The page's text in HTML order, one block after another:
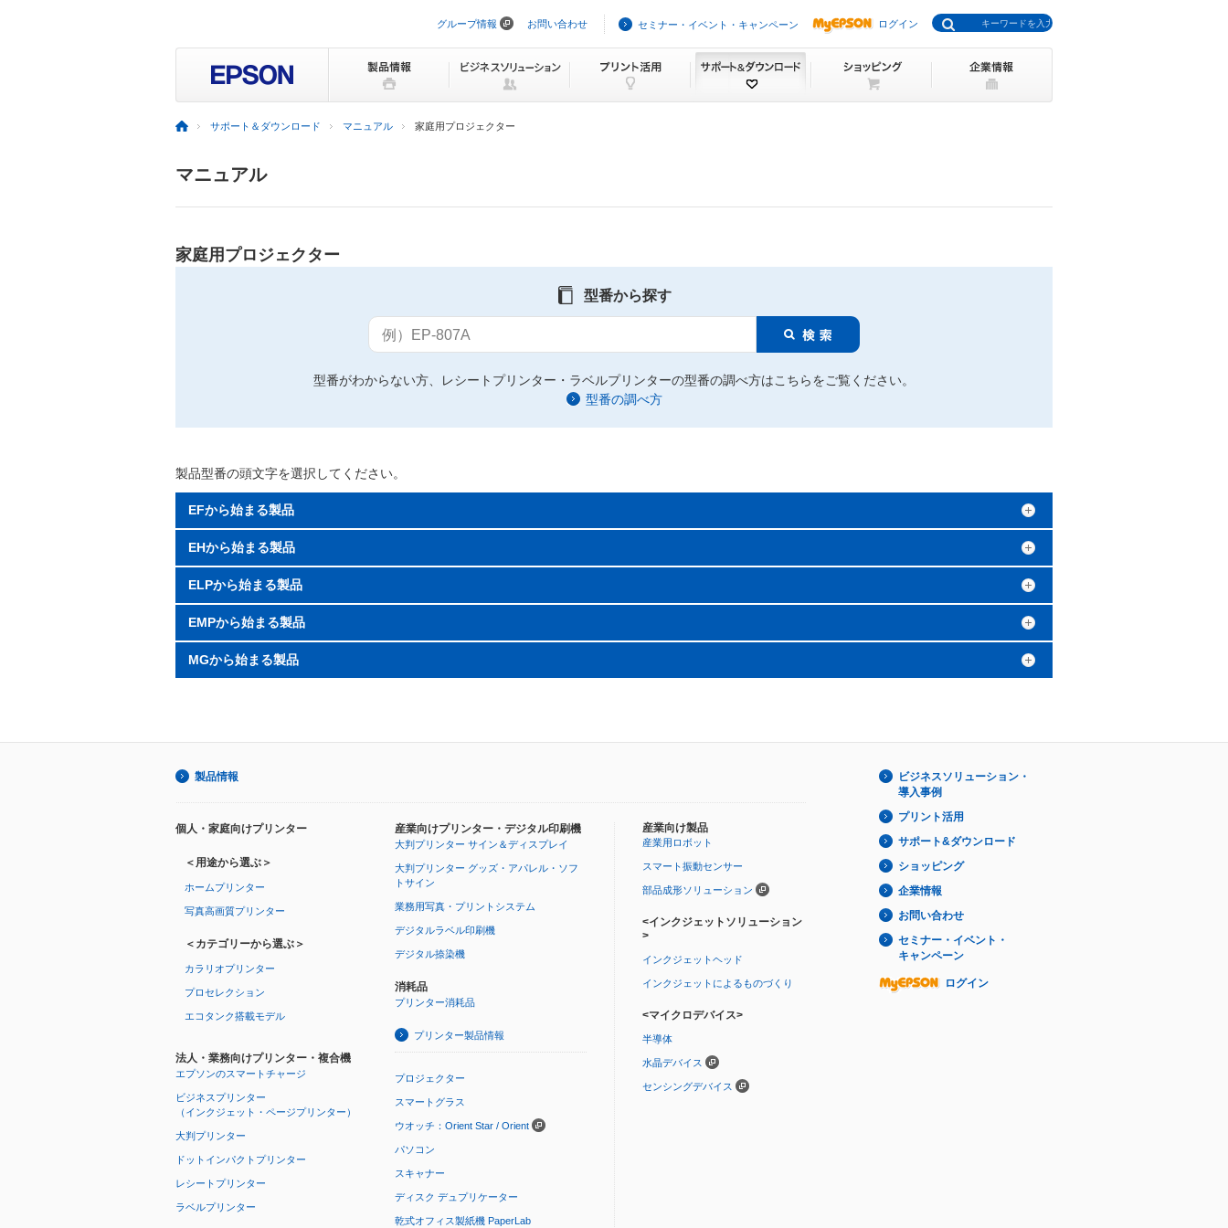
ビ
ョ
を
グループ情報 お問い合わせ セミナー・イベント・キャンペーン ログイン
サポート＆ダウンロード マニュアル 家庭用プロジェクター
マニュアル
家庭用プロジェクター
型番から探す
例）EP-807A
型番がわからない方、レシートプリンター・ラベルプリンターの型番の調べ方はこちらをご覧ください。
型番の調べ方
製品型番の頭文字を選択してください。
EFから始まる製品
EHから始まる製品
ELPから始まる製品
EMPから始まる製品
MGから始まる製品
製品情報
個人・家庭向けプリンター
＜用途から選ぶ＞
ホームプリンター
写真高画質プリンター
＜カテゴリーから選ぶ＞
カラリオプリンター
プロセレクション
エコタンク搭載モデル
法人・業務向けプリンター・複合機
エプソンのスマートチャージ
ビジネスプリンター
（インクジェット・ページプリンター）
大判プリンター
ドットインパクトプリンター
レシートプリンター
ラベルプリンター
産業向けプリンター・デジタル印刷機
大判プリンター サイン＆ディスプレイ
大判プリンター グッズ・アパレル・ソフ
トサイン
業務用写真・プリントシステム
デジタルラベル印刷機
デジタル捺染機
消耗品
プリンター消耗品
プリンター製品情報
プロジェクター
スマートグラス
ウオッチ：Orient Star / Orient
パソコン
スキャナー
ディスク デュプリケーター
乾式オフィス製紙機 PaperLab
産業向け製品
産業用ロボット
スマート振動センサー
部品成形ソリューション
<インクジェットソリューション
>
インクジェットヘッド
インクジェットによるものづくり
<マイクロデバイス>
半導体
水晶デバイス
センシングデバイス
ビジネスソリューション・
導入事例
プリント活用
サポート&ダウンロード
ショッピング
企業情報
お問い合わせ
セミナー・イベント・
キャンペーン
ログイン